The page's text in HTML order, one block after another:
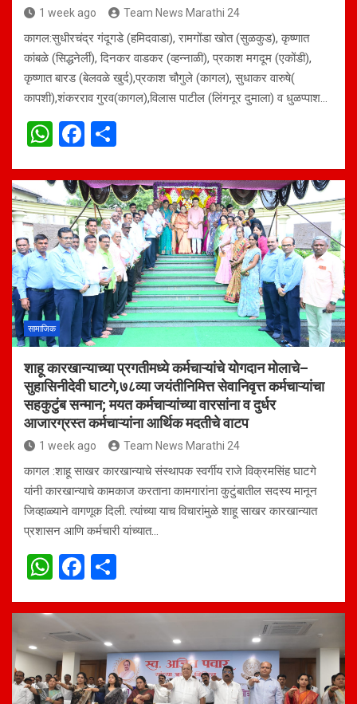
1 week ago Team News Marathi 24
कागल:सुधीरचंद्र गंदूगडे (हमिदवाडा), रामगोंडा खोत (सुळकुड), कृष्णात
कांबळे (सिद्धनेर्ली), दिनकर वाडकर (व्हन्नाळी), प्रकाश मगदूम (एकोंडी),
कृष्णात बारड (बेलवळे खुर्द),प्रकाश चौगुले (कागल), सुधाकर वारुषे(
कापशी),शंकरराव गुरव(कागल),विलास पाटील (लिंगनूर दुमाला) व धुळप्पाश…
W
at
s
A
p
p
F
ce
b
o
o
k
ar
e
सामाजिक
शाहू कारखान्याच्या प्रगतीमध्ये कर्मचाऱ्यांचे योगदान मोलाचे–
सुहासिनीदेवी घाटगे,७८व्या जयंतीनिमित्त सेवानिवृत्त कर्मचाऱ्यांचा
सहकुटुंब सन्मान; मयत कर्मचाऱ्यांच्या वारसांना व दुर्धर
आजारग्रस्त कर्मचाऱ्यांना आर्थिक मदतीचे वाटप
1 week ago Team News Marathi 24
कागल :शाहू साखर कारखान्याचे संस्थापक स्वर्गीय राजे विक्रमसिंह घाटगे
यांनी कारखान्याचे कामकाज करताना कामगारांना कुटुंबातील सदस्य मानून
जिव्हाळ्याने वागणूक दिली. त्यांच्या याच विचारांमुळे शाहू साखर कारखान्यात
प्रशासन आणि कर्मचारी यांच्यात…
W
at
s
A
p
F
ce
b
o
o
ar
e